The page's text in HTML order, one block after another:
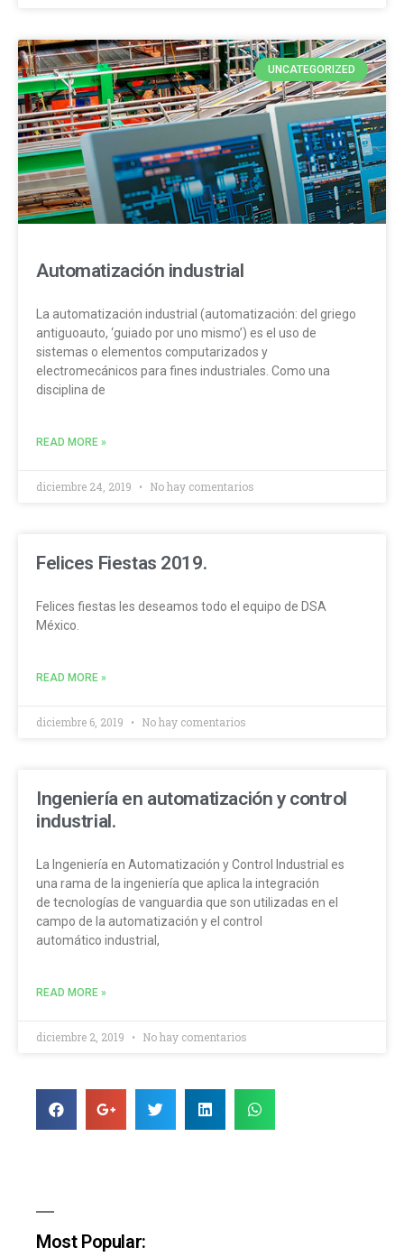
UNCATEGORIZED
Automatización industrial
La automatización industrial (automatización: del griego
antiguoauto, ‘guiado por uno mismo’) es el uso de
sistemas o elementos computarizados y
electromecánicos para fines industriales. Como una
disciplina de
READ MORE »
diciembre 24, 2019 No hay comentarios
Felices Fiestas 2019.
Felices fiestas les deseamos todo el equipo de DSA
México.
READ MORE »
diciembre 6, 2019 No hay comentarios
Ingeniería en automatización y control
industrial.
La Ingeniería en Automatización y Control Industrial es
una rama de la ingeniería que aplica la integración
de tecnologías de vanguardia que son utilizadas en el
campo de la automatización y el control
automático industrial,
READ MORE »
diciembre 2, 2019 No hay comentarios
Most Popular: